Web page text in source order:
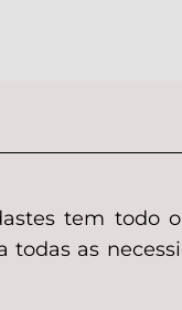
tem todo
todas as